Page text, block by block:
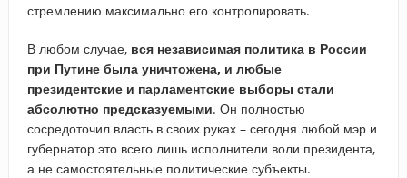
стремлению максимально его контролировать.
В любом случае,вся независимая политика в России
при Путине была уничтожена, и любые
президентские и парламентские выборы стали
абсолютно предсказуемыми. Он полностью
сосредоточил власть в своих руках – сегодня любой мэр и
губернатор это всего лишь исполнители воли президента,
а не самостоятельные политические субъекты.